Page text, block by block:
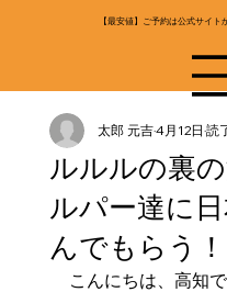
【最安値】ご予約は公式サイト
ルルルの裏
ルパー達に
んでもらう！
太郎 元吉4月12日 読
こんにちは、高知